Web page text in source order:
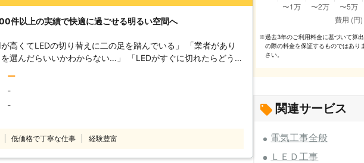
工事の工法に加え、仮
ないRAEE工法も施工可能！ RAEE工法は従来の足場が不要な
足場が不要で、高所作業車などの重機を使えない体育館や24時
が可能です。 そのため、仮設足場や高所作業車にス
られて体育館や工場の稼働が制限されることがありません。工期
いため、スケジュールを取られることなく作業できます。 また
和歌山県創業者等認定制度でも認可された、自治体も認めた工
も安心してご依頼いただけます。 ②土日祝・夜間施工に
トカットが見込めます。 ④(一社)日本照明工業会加盟
件以上の実績で快適に過ごせる明るい空間へ
が高くてLEDの切り替えに二の足を踏んでいる」 「業者があり
選んだらいいかわからない…」 「LEDがすぐに切れたらどうし
換してくれる保証があると嬉しい」 上記のようなLEDに関
がありましたら株式会社ムダカラにお任せください。弊社は全国
のご依頼をいただいております。 【株式会社ムダカラの
には、お客様からLED工事のご依頼をいただける理由がありま
照明は天井に取り付けられていることが多く、LEDを取り付け
ない位置にあるかと思います。 そのため、自力でLEDに
も対応が難しいのではないでしょうか。そんなときこそ、弊社
ー
-
-
低価格で丁寧な仕事 経験豊富
※過去3年のご利⽤料⾦に基づいて算
の際の料⾦を保証するものではあり
さい。
関連サービス
電気工事全般
ＬＥＤ工事